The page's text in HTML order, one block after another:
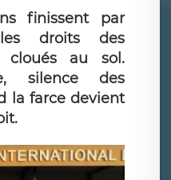
finissent par
droits des
cloués au sol.
silence des
la farce devient